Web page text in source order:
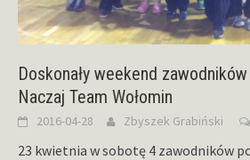
Doskonały weekend
Naczaj Team Wołomin
2016-04-28 Zbyszek Grabiński
23 kwietnia w sobotę 4 zawodników